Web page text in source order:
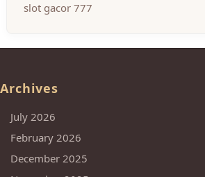
slot gacor 777
Archives
July 2026
February 2026
December 2025